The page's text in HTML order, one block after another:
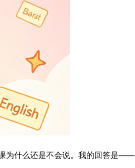
为什么还是不会说。我的回答是——